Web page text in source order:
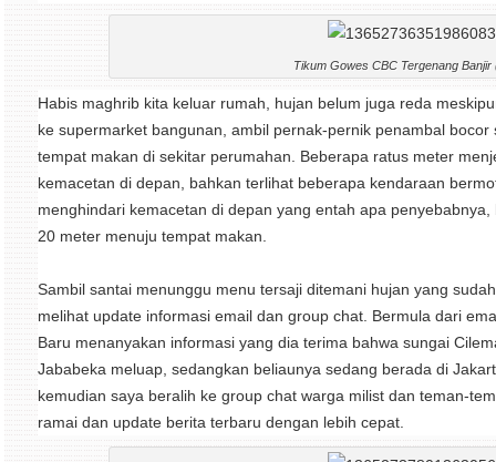
Tikum Gowes CBC Tergenang Banjir
Habis maghrib kita keluar rumah, hujan belum juga reda
ke supermarket bangunan, ambil pernak-pernik penambal
tempat makan di sekitar perumahan. Beberapa ratus meter
kemacetan di depan, bahkan terlihat beberapa kendaraan
menghindari kemacetan di depan yang entah apa
20 meter menuju tempat makan.
Sambil santai menunggu menu tersaji ditemani hujan yang
melihat update informasi email dan group chat. Bermula dari
Baru menanyakan informasi yang dia terima bahwa sungai
Jababeka meluap, sedangkan beliaunya sedang berada di
kemudian saya beralih ke group chat warga milist dan teman-
ramai dan update berita terbaru dengan lebih cepat.